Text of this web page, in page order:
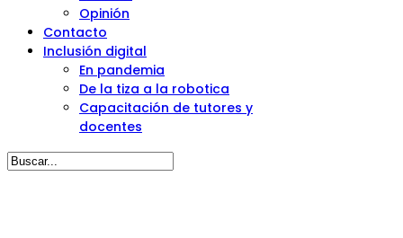
Opinión
Contacto
Inclusión digital
En pandemia
De la tiza a la robotica
Capacitación de tutores y
docentes